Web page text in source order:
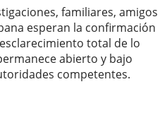
familiares, amigos
esperan la confirmación
total de lo
abierto y bajo
competentes.